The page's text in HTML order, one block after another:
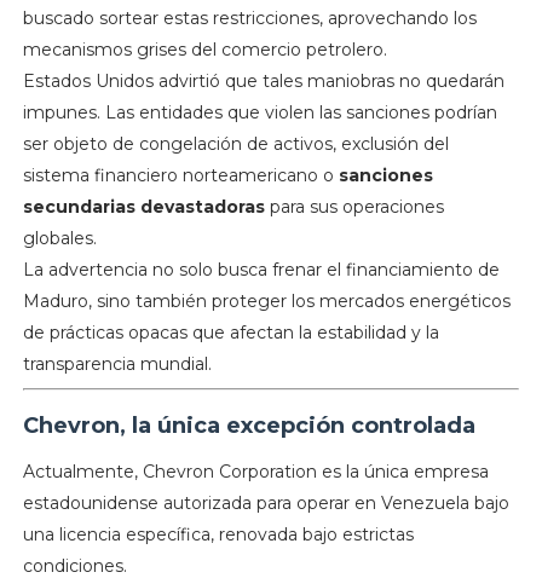
buscado sortear estas restricciones, aprovechando los
mecanismos grises del comercio petrolero.
Estados Unidos advirtió que tales maniobras no quedarán
impunes. Las entidades que violen las sanciones podrían
ser objeto de congelación de activos, exclusión del
sistema financiero norteamericano o sanciones
secundarias devastadoraspara sus operaciones
globales.
La advertencia no solo busca frenar el financiamiento de
Maduro, sino también proteger los mercados energéticos
de prácticas opacas que afectan la estabilidad y la
transparencia mundial.
Chevron, la única excepción controlada
Actualmente, Chevron Corporation es la única empresa
estadounidense autorizada para operar en Venezuela bajo
una licencia específica, renovada bajo estrictas
condiciones.